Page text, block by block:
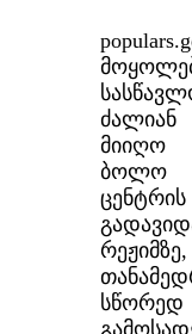
მიიღო
ბოლო